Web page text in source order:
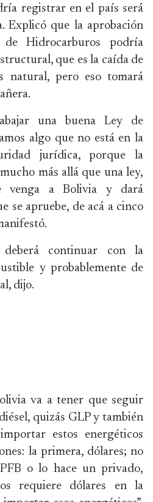
registrar en el país será
Explicó que la aprobación
Hidrocarburos podría
que es la caída de
natural, pero eso tomará
una buena Ley de
algo que no está en la
jurídica, porque la
más allá que una ley,
venga a Bolivia y dará
se apruebe, de acá a cinco
continuar con la
y probablemente de
dijo.
va a tener que seguir
quizás GLP y también
estos energéticos
la primera, dólares; no
o lo hace un privado,
requiere dólares en la